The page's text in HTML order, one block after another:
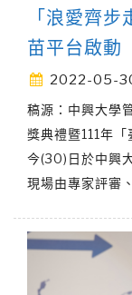
「浪愛齊
苗平台啟動
2022-05-
稿源：中興大學
獎典禮暨111年
今(30)日於中興
現場由專家評審